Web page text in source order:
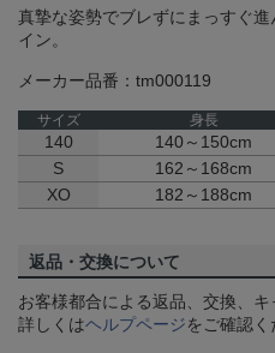
真摯な姿勢でブレずにまっすぐ
イン。
メーカー品番：tm000119
サイズ 身長
140 140～150cm
S
162～168cm
XO
182～188cm
返品・交換について
お客様都合による返品、交換、キ
詳しくはヘルプページをご確認く